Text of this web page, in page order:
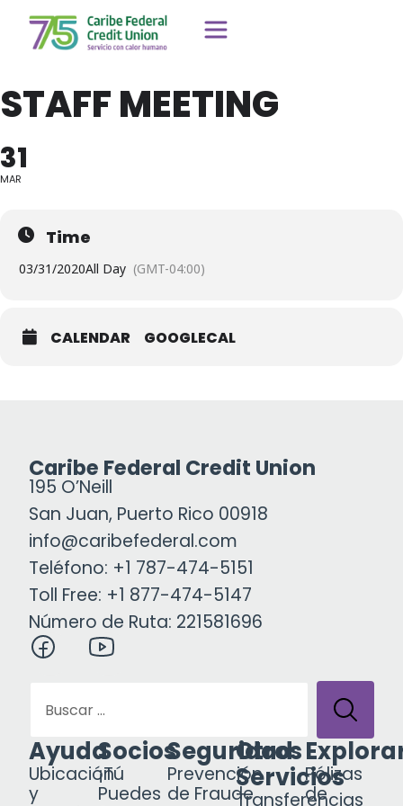
STAFF MEETING
31
MAR
Time
03/31/2020All Day (GMT-04:00)
CALENDAR GOOGLECAL
Caribe Federal Credit Union
195 O’Neill
San Juan, Puerto Rico 00918
info@caribefederal.com
Teléfono: +1 787-474-5151
Toll Free: +1 877-474-5147
Número de Ruta: 221581696
Ayuda
Ubicación
y
Socios
¡Tú
Puedes
Seguridad
Prevención
de Fraude
Otros
Servicios
Transferencias
Pólizas
de